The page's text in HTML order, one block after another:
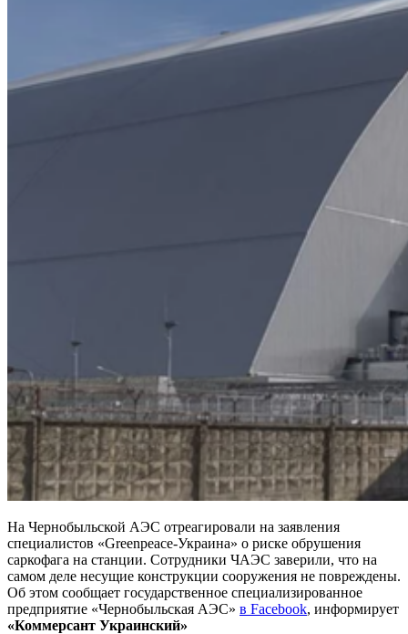
На Чернобыльской АЭС отреагировали на заявления
специалистов «Greenpeace-Украина» о риске обрушения
саркофага на станции. Сотрудники ЧАЭС заверили, что на
самом деле несущие конструкции сооружения не повреждены.
Об этом сообщает государственное специализированное
предприятие «Чернобыльская АЭС» в Facebook, информирует
«Коммерсант Украинский»